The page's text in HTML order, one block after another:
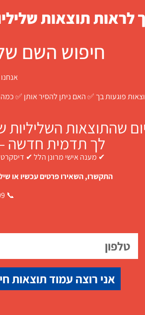
לראות תוצאות
חיפוש השם
פוגעות בך ✅ האם ניתן להסיר אותן ✅
שהתוצאות
לך תדמית חדשה
✔ מענה אישי מרונן הלל ✔
התקשרו, השאירו פרטים עכשיו או
📞 052-2508109
אני רוצה עמוד תוצאות